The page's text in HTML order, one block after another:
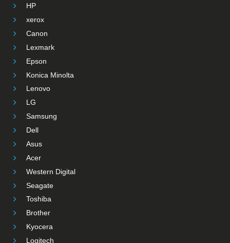
HP
xerox
Canon
Lexmark
Epson
Konica Minolta
Lenovo
LG
Samsung
Dell
Asus
Acer
Western Digital
Seagate
Toshiba
Brother
Kyocera
Logitech